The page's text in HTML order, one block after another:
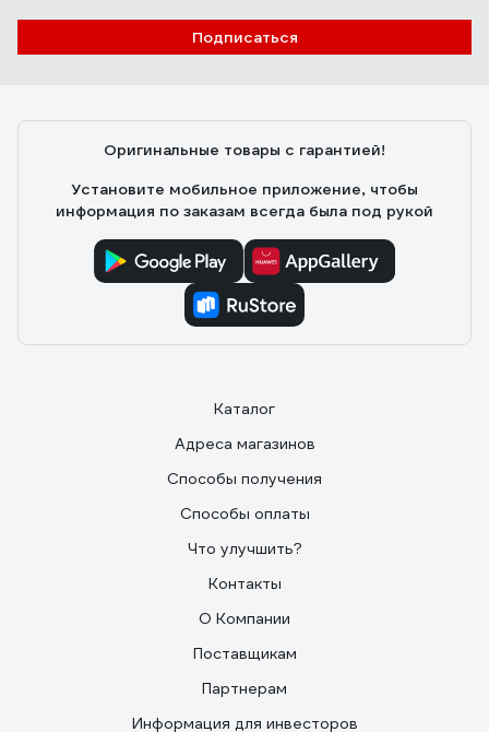
Подписаться
Оригинальные товары с гарантией!
Установите мобильное приложение, чтобы
информация по заказам всегда была под рукой
Каталог
Адреса магазинов
Способы получения
Способы оплаты
Что улучшить?
Контакты
О Компании
Поставщикам
Партнерам
Информация для инвесторов